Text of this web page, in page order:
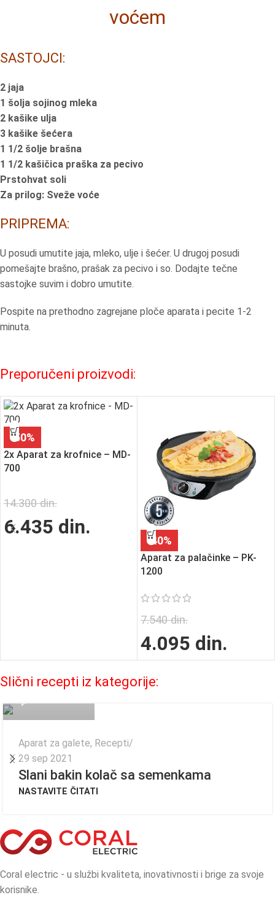
voćem
SASTOJCI:
2 jaja
1 šolja sojinog mleka
2 kašike ulja
3 kašike šećera
1 1/2 šolje brašna
1 1/2 kašičica praška za pecivo
Prstohvat soli
Za prilog: Sveže voće
PRIPREMA:
U posudi umutite jaja, mleko, ulje i šećer. U drugoj posudi
pomešajte brašno, prašak za pecivo i so. Dodajte tečne
sastojke suvim i dobro umutite.
Pospite na prethodno zagrejane ploče aparata i pecite 1-2
minuta.
Preporučeni proizvodi:
-50%
2x Aparat za krofnice – MD-
700
14.300din.
6.435 din.
-40%
Aparat za palačinke – PK-
1200
7.540din.
4.095 din.
Slični recepti iz kategorije:
Aparat za galete, Recepti
29 sep 2021
Slani bakin kolač sa semenkama
NASTAVITE ČITATI
Coral electric - u službi kvaliteta, inovativnosti i brige za svoje
korisnike.